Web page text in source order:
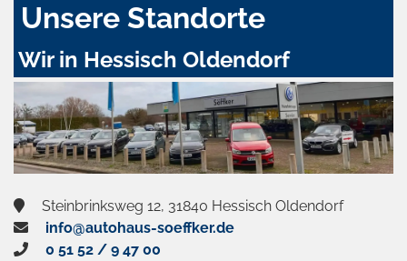
Unsere Standorte
Wir in Hessisch Oldendorf
Steinbrinksweg 12, 31840 Hessisch Oldendorf
info@autohaus-soeffker.de
0 51 52 / 9 47 00